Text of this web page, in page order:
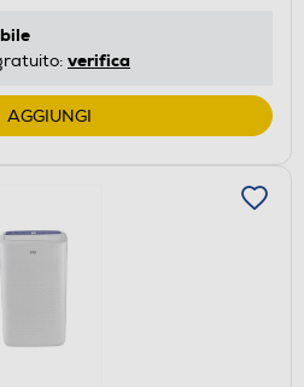
verifica
AGGIUNGI